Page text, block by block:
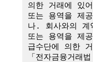
의한 거래에 있
또는 용역을 제
나. 회사와의 계
또는 용역을 제
급수단에 의한
「전자금융거래